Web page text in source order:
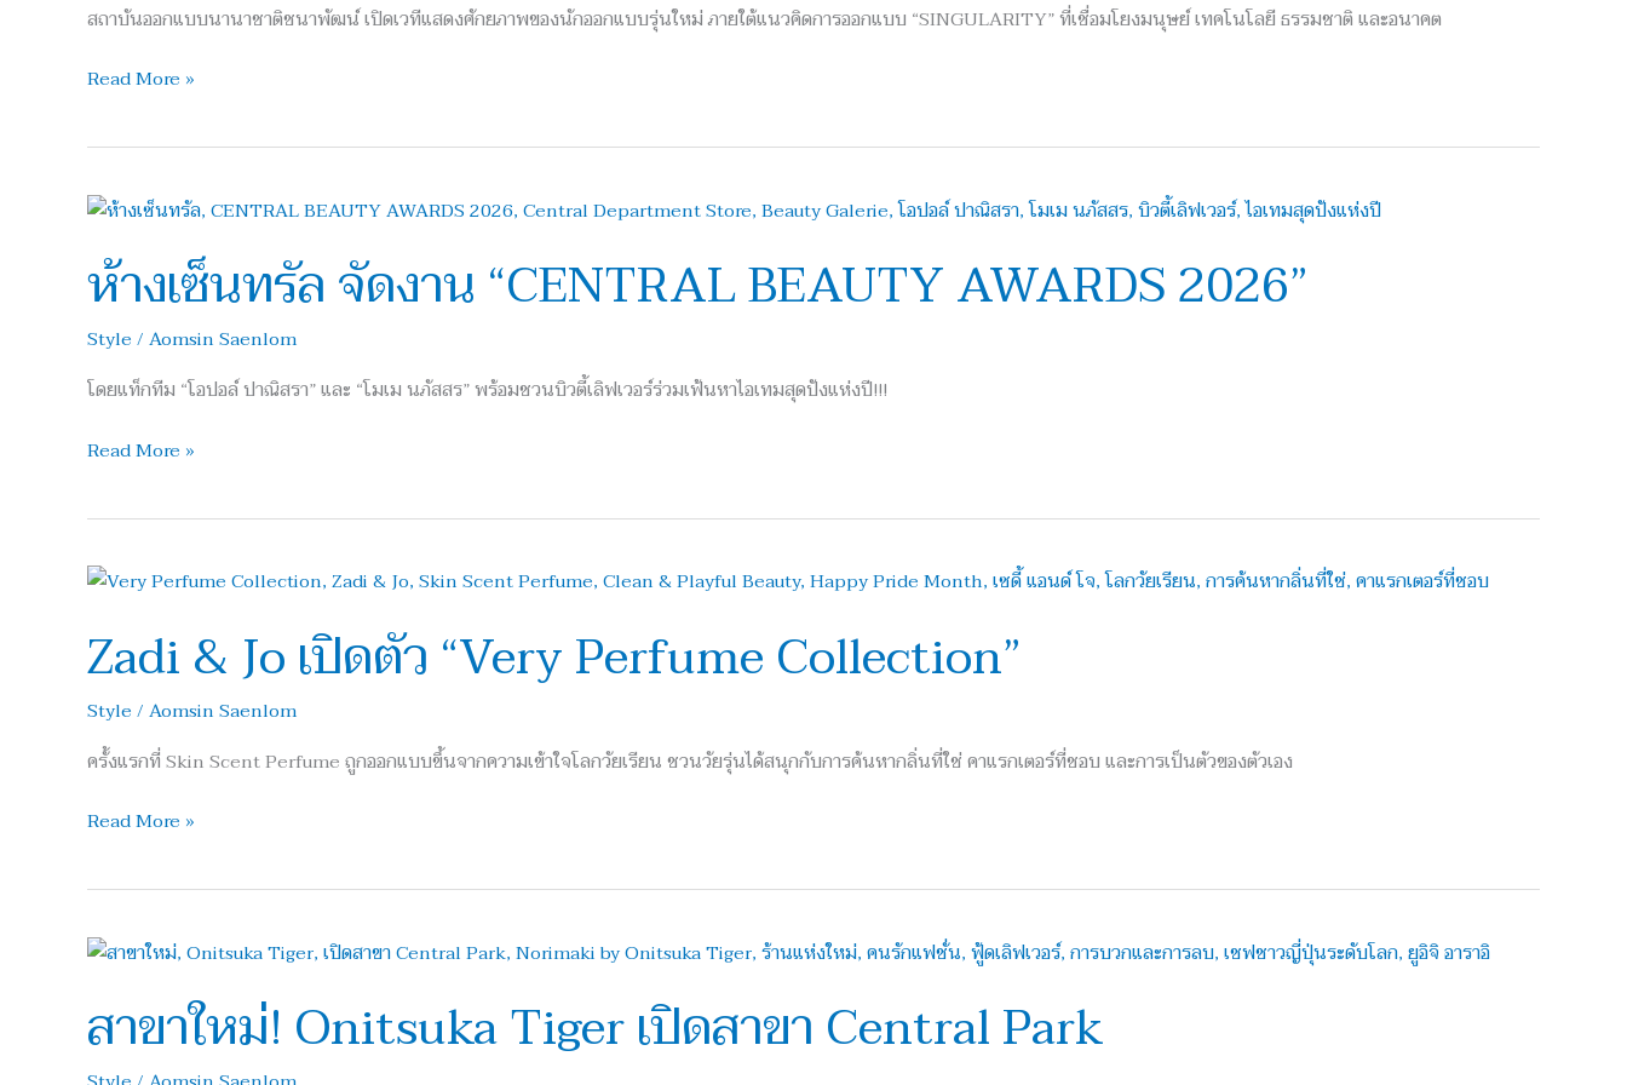
สถาบันออกแบบนานาชาติชนาพัฒน์ เปิดเวทีแสดงศักยภาพของนักออกแบบรุ่นใหม่ ภายใต้แนวคิดการออกแบบ “SINGULARITY” ที่เชื่อมโยงมนุษย์ เทคโนโลยี ธรรมชาติ และอนาคต
Read More »
ห้างเซ็นทรัล จัดงาน “CENTRAL BEAUTY AWARDS 2026”
Style/Aomsin Saenlom
โดยแท็กทีม “โอปอล์ ปาณิสรา” และ “โมเม นภัสสร” พร้อมชวนบิวตี้เลิฟเวอร์ร่วมเฟ้นหาไอเทมสุดปังแห่งปี!!!
ห้าง
จัด
งาน
“CENTRAL
BEAUTY
AWARDS
2026”
Read More »
Zadi & Jo เปิดตัว “Very Perfume Collection”
Style/Aomsin Saenlom
ครั้งแรกที่ Skin Scent Perfume ถูกออกแบบขึ้นจากความเข้าใจโลกวัยเรียน ชวนวัยรุ่นได้สนุกกับการค้นหากลิ่นที่ใช่ คาแรกเตอร์ที่ชอบ และการเป็นตัวของตัวเอง
Zadi
Jo
เปิด
ตัว
“Very
Perfume
Collection”
Read More »
สาขาใหม่! Onitsuka Tiger เปิดสาขา Central Park
สาขา
Onitsuka
Tiger